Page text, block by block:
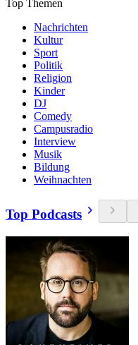
Top Themen
Nachrichten
Kultur
Sport
Politik
Religion
Kinder
DJ
Comedy
Campusradio
Interview
Musik
Bildung
Weihnachten
Top Podcasts